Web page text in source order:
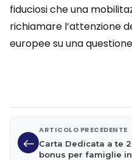
fiduciosi che una
richiamare l’attenzione
europee su una
ARTICOLO PRECEDENTE
Carta Dedicata a te
bonus per famiglie